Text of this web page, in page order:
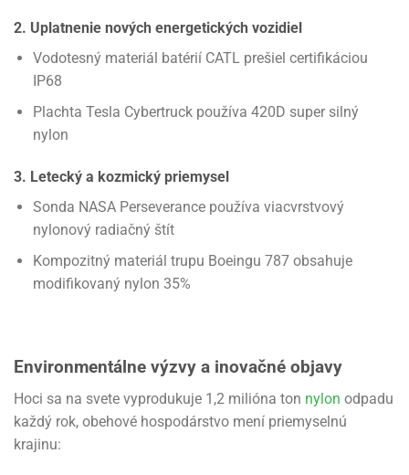
2. Uplatnenie nových energetických vozidiel
Vodotesný materiál batérií CATL prešiel certifikáciou
IP68
Plachta Tesla Cybertruck používa 420D super silný
nylon
3. Letecký a kozmický priemysel
Sonda NASA Perseverance používa viacvrstvový
nylonový radiačný štít
Kompozitný materiál trupu Boeingu 787 obsahuje
modifikovaný nylon 35%
Environmentálne výzvy a inovačné objavy
Hoci sa na svete vyprodukuje 1,2 milióna ton nylon odpadu
každý rok, obehové hospodárstvo mení priemyselnú
krajinu: